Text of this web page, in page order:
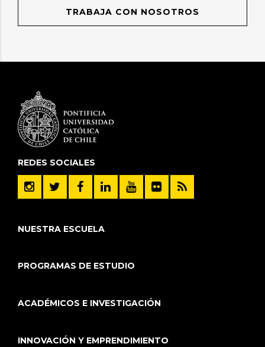
TRABAJA CON NOSOTROS
REDES SOCIALES
NUESTRA ESCUELA
PROGRAMAS DE ESTUDIO
ACADÉMICOS E INVESTIGACIÓN
INNOVACIÓN Y EMPRENDIMIENTO